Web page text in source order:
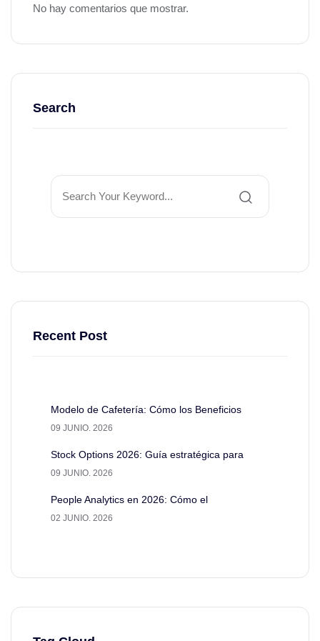
No hay comentarios que mostrar.
Search
Recent Post
Modelo de Cafetería: Cómo los Beneficios
09 JUNIO. 2026
Stock Options 2026: Guía estratégica para
09 JUNIO. 2026
People Analytics en 2026: Cómo el
02 JUNIO. 2026